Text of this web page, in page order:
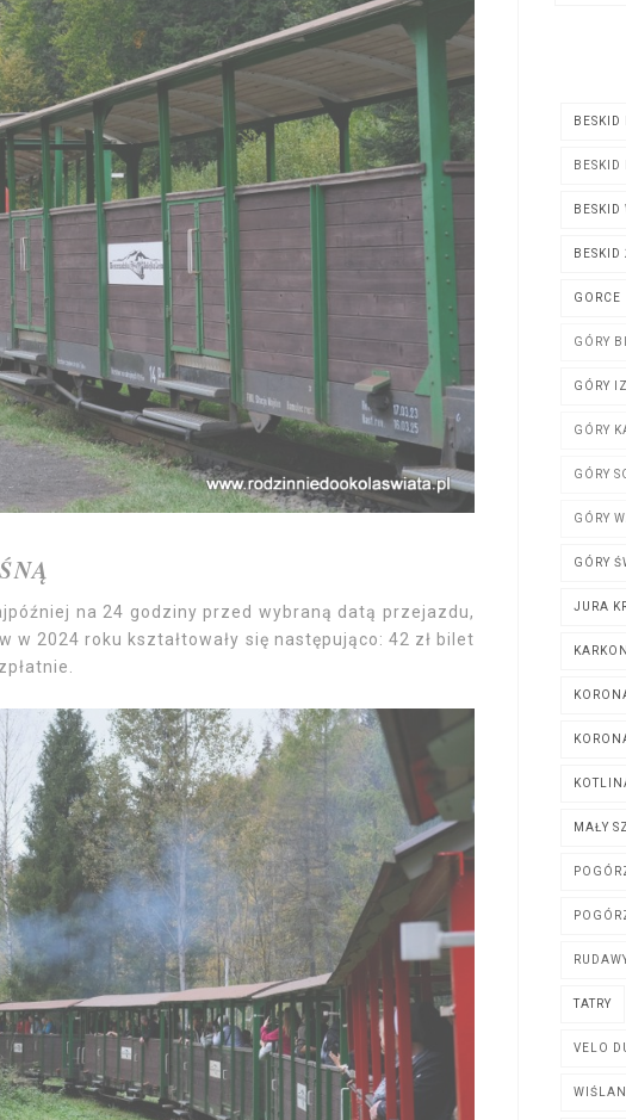
na 24 godziny przed wybraną datą przejazdu,
w 2024 roku kształtowały się następująco: 42 zł bilet
BESKID
BESKID
BESKID
BESKID
GORCE
GÓRY
GÓRY
GÓRY
GÓRY
GÓRY
GÓRY
JURA
MAŁY
TATRY
VELO